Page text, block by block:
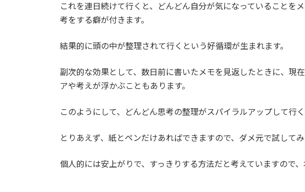
これを連日続けて行くと、どんどん自分が気になっていることを
考をする癖が付きます。
結果的に頭の中が整理されて行くという好循環が生まれます。
副次的な効果として、数日前に書いたメモを見返したときに、現
アや考えが浮かぶこともあります。
このようにして、どんどん思考の整理がスパイラルアップして行く
とりあえず、紙とペンだけあればできますので、ダメ元で試して
個人的には安上がりで、すっきりする方法だと考えていますので、